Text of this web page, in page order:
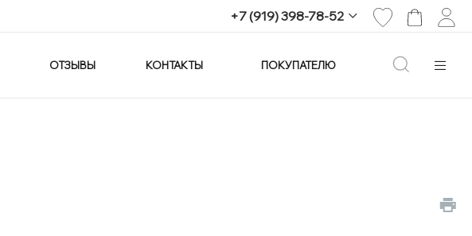
+7 (919) 398-78-52
+7 (919) 398-78-52
ОТЗЫВЫ КОНТАКТЫ ПОКУПАТЕЛЮ